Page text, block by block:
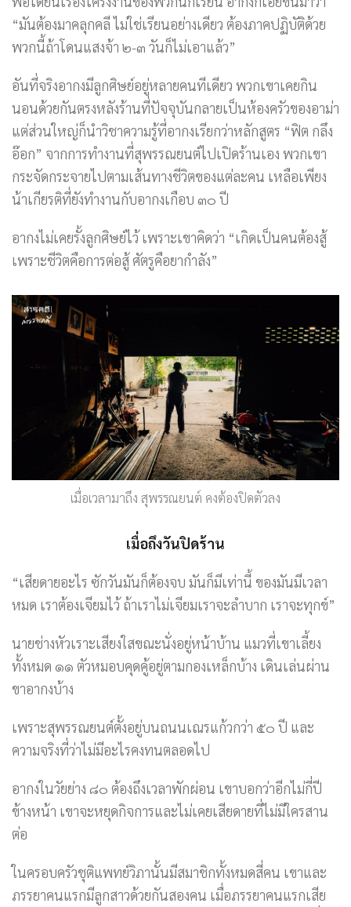
“มันต้องมาคลุกคลี ไม่ใช่เรียนอย่างเดียว ต้องภาคปฏิบัติด้วย
พวกนี้ถ้าโดนแสงจ้า ๒-๓ วันก็ไม่เอาแล้ว”
อันที่จริงอากงมีลูกศิษย์อยู่หลายคนทีเดียว พวกเขาเคยกิน
นอนด้วยกันตรงหลังร้านที่ปัจจุบันกลายเป็นห้องครัวของอาม่า
แต่ส่วนใหญ่ก็นำวิชาความรู้ที่อากงเรียกว่าหลักสูตร “ฟิต กลึง
อ๊อก” จากการทำงานที่สุพรรณยนต์ไปเปิดร้านเอง พวกเขา
กระจัดกระจายไปตามเส้นทางชีวิตของแต่ละคน เหลือเพียง
น้าเกียรติที่ยังทำงานกับอากงเกือบ ๓๐ ปี
อากงไม่เคยรั้งลูกศิษย์ไว้ เพราะเขาคิดว่า “เกิดเป็นคนต้องสู้
เพราะชีวิตคือการต่อสู้ ศัตรูคือยากำลัง”
เมื่อเวลามาถึง สุพรรณยนต์ คงต้องปิดตัวลง
เมื่อถึงวันปิดร้าน
“เสียดายอะไร ซักวันมันก็ต้องจบ มันก็มีเท่านี้ ของมันมีเวลา
หมด เราต้องเจียมไว้ ถ้าเราไม่เจียมเราจะลำบาก เราจะทุกข์”
นายช่างหัวเราะเสียงใสขณะนั่งอยู่หน้าบ้าน แมวที่เขาเลี้ยง
ทั้งหมด ๑๑ ตัวหมอบคุดคู้อยู่ตามกองเหล็กบ้าง เดินเล่นผ่าน
ขาอากงบ้าง
เพราะสุพรรณยนต์ตั้งอยู่บนถนนเณรแก้วกว่า ๕๐ ปี และ
ความจริงที่ว่าไม่มีอะไรคงทนตลอดไป
อากงในวัยย่าง ๘๐ ต้องถึงเวลาพักผ่อน เขาบอกว่าอีกไม่กี่ปี
ข้างหน้า เขาจะหยุดกิจการและไม่เคยเสียดายที่ไม่มีใครสาน
ต่อ
ในครอบครัวชุติแพทย์วิภานั้นมีสมาชิกทั้งหมดสี่คน เขาและ
ภรรยาคนแรกมีลูกสาวด้วยกันสองคน เมื่อภรรยาคนแรกเสีย